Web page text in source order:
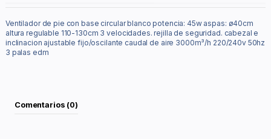
Ventilador de pie con base circular blanco potencia: 45w aspas: ø40cm
altura regulable 110-130cm 3 velocidades. rejilla de seguridad. cabezal e
inclinacion ajustable fijo/oscilante caudal de aire 3000m³/h 220/240v 50hz
3 palas edm
Comentarios (0)